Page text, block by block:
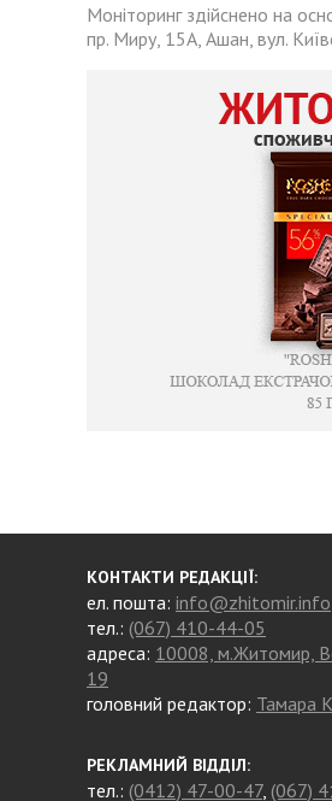
Моніторинг здійснено на
пр. Миру, 15А, Ашан, вул.
КОНТАКТИ РЕДАКЦІЇ:
ел. пошта: info@zhitomir.info
тел.: (067) 410-44-05
адреса: 10008, м.Житомир,
19
головний редактор: Тамара
РЕКЛАМНИЙ ВІДДІЛ:
тел.: (0412) 47-00-47, (067)